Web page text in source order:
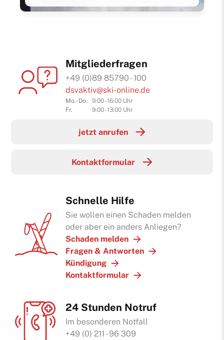
Mitgliederfragen
+49 (0)89 85790 - 100
dsvaktiv@ski-online.de
Mo.-Do.
9:00 - 16:00 Uhr
Fr.
9:00 - 13:00 Uhr
jetzt anrufen
Kontaktformular
Schnelle Hilfe
Sie wollen einen Schaden melden
oder aber ein anders Anliegen?
Schaden melden
Fragen & Antworten
Kündigung
Kontaktformular
24 Stunden Notruf
Im besonderen Notfall
+49 (0) 211 - 96 309